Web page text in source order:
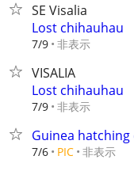
SE Visalia
Lost chihauhau
7/9 非表示
VISALIA
Lost chihauhau
7/9 非表示
Guinea hatching
7/6 PIC 非表示